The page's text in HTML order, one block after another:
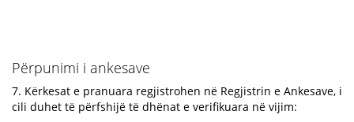
Përpunimi i ankesave
7. Kërkesat e pranuara regjistrohen në Regjistrin e Ankesave, i
cili duhet të përfshijë të dhënat e verifikuara në vijim: